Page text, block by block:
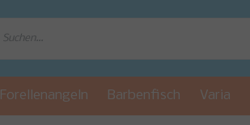
Forellenangeln Barbenfisch Varia